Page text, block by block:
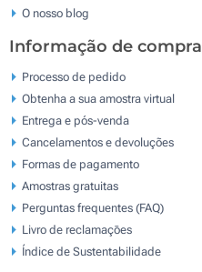
O nosso blog
Informação de compra
Processo de pedido
Obtenha a sua amostra virtual
Entrega e pós-venda
Cancelamentos e devoluções
Formas de pagamento
Amostras gratuitas
Perguntas frequentes (FAQ)
Livro de reclamaçōes
Índice de Sustentabilidade